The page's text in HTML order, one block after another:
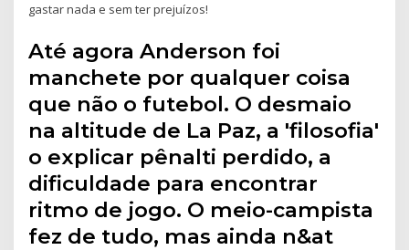
gastar nada e sem ter prejuízos!
Até agora Anderson foi
manchete por qualquer coisa
que não o futebol. O desmaio
na altitude de La Paz, a 'filosofia'
o explicar pênalti perdido, a
dificuldade para encontrar
ritmo de jogo. O meio-campista
fez de tudo, mas ainda n&at